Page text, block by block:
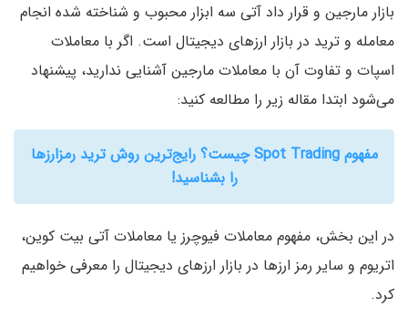
بازار مارجین و قرار داد آتی سه ابزار محبوب و شناخته شده انجام
معامله و ترید در بازار ارزهای دیجیتال است. اگر با معاملات
اسپات و تفاوت آن با معاملات مارجین آشنایی ندارید، پیشنهاد
می‌شود ابتدا مقاله زیر را مطالعه کنید:
مفهوم Spot Trading چیست؟‌ رایج‌ترین روش ترید رمزارزها
را بشناسید!
در این بخش، مفهوم معاملات فیوچرز یا معاملات آتی بیت کوین،
اتریوم و سایر رمز ارزها در بازار ارزهای دیجیتال را معرفی خواهیم
کرد.